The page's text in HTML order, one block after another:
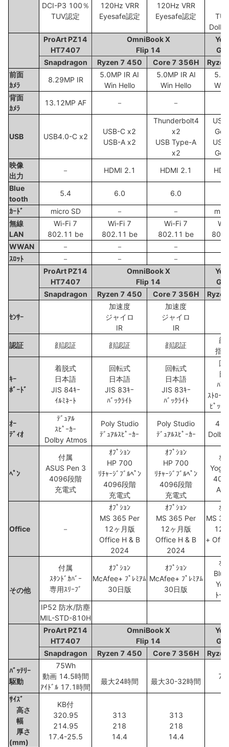
DCI-P3 100％
TUV認定
120Hz VRR
Eyesafe認定
120Hz VRR
Eyesafe認定
ProArt PZ14
HT7407
OmniBook X
Flip 14
Snapdragon
Ryzen 7 450 Core 7 356H
前面
ｶﾒﾗ
8.29MP IR
5.0MP IR AI
Win Hello
5.0MP IR AI
Win Hello
Win
背面
ｶﾒﾗ
13.12MP AF － －
USB USB4.0-C x2
USB-C x2
USB-A x2
Thunderbolt4
x2
USB Type-A
x2
映像
出力
－ HDMI 2.1 HDMI 2.1
Blue
tooth
5.4 6.0 6.0
ｶｰﾄﾞ micro SD － －
無線
LAN
Wi-Fi 7
802.11 be
Wi-Fi 7
802.11 be
Wi-Fi 7
802.11 be
WWAN
－ － －
ｽﾛｯﾄ
－ － －
ProArt PZ14
HT7407
OmniBook X
Flip 14
Snapdragon
Ryzen 7 450 Core 7 356H
ｾﾝｻｰ
加速度
ジャイロ
IR
加速度
ジャイロ
IR
認証
顔認証 顔認証 顔認証
顔
指
ｷｰ
ﾎﾞｰﾄﾞ
着脱式
日本語
JIS 84ｷｰ
ｲﾙﾐﾈｰﾄ
回転式
日本語
JIS 83ｷｰ
ﾊﾞｯｸﾗｲﾄ
回転式
日本語
JIS 83ｷｰ
ﾊﾞｯｸﾗｲﾄ
回
日
ﾊﾞｯ
ｽﾄﾛｰ
ﾋﾟｯﾁ
ｵｰ
ﾃﾞｨｵ
ﾃﾞｭｱﾙ
ｽﾋﾟｰｶｰ
Dolby Atmos
Poly Studio
ﾃﾞｭｱﾙｽﾋﾟｰｶｰ
Poly Studio
ﾃﾞｭｱﾙｽﾋﾟｰｶｰ
4 ｽ
ﾍﾟﾝ
付属
ASUS Pen 3
4096段階
充電式
ｵﾌﾟｼｮﾝ
HP 700
ﾘﾁｬｰｼﾞﾌﾞﾙﾍﾟﾝ
4096段階
充電式
ｵﾌﾟｼｮﾝ
HP 700
ﾘﾁｬｰｼﾞﾌﾞﾙﾍﾟﾝ
4096段階
充電式
ｵﾌ
Yoga
Office －
ｵﾌﾟｼｮﾝ
MS 365 Per
12ヶ月版
Office H & B
2024
ｵﾌﾟｼｮﾝ
MS 365 Per
12ヶ月版
Office H & B
2024
ｵﾌ
MS
12
+
その他
付属
ｽﾀﾝﾄﾞｶﾊﾞｰ
専用ｽﾘｰﾌﾞ
ｵﾌﾟｼｮﾝ
McAfee+ ﾌﾟﾚﾐｱﾑ
30日版
ｵﾌﾟｼｮﾝ
McAfee+ ﾌﾟﾚﾐｱﾑ
30日版
ｵﾌ
ﾄｰﾄ
IP52 防水/防塵
MIL-STD-810H
ProArt PZ14
HT7407
OmniBook X
Flip 14
Snapdragon
Ryzen 7 450 Core 7 356H
ﾊﾞｯﾃﾘｰ
駆動
75Wh
動画 14.5時間
ｱｲﾄﾞﾙ 17.1時間
最大24時間 最大30-32時間
ｻｲｽﾞ
高さ
幅
厚さ
(mm)
KB付
320.95
214.95
17.4-25.5
313
218
14.4
313
218
14.4